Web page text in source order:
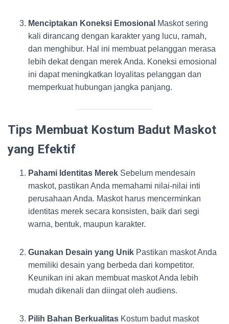
Menciptakan Koneksi Emosional Maskot sering
kali dirancang dengan karakter yang lucu, ramah,
dan menghibur. Hal ini membuat pelanggan merasa
lebih dekat dengan merek Anda. Koneksi emosional
ini dapat meningkatkan loyalitas pelanggan dan
memperkuat hubungan jangka panjang.
Tips Membuat Kostum Badut Maskot
yang Efektif
Pahami Identitas Merek Sebelum mendesain
maskot, pastikan Anda memahami nilai-nilai inti
perusahaan Anda. Maskot harus mencerminkan
identitas merek secara konsisten, baik dari segi
warna, bentuk, maupun karakter.
Gunakan Desain yang Unik Pastikan maskot Anda
memiliki desain yang berbeda dari kompetitor.
Keunikan ini akan membuat maskot Anda lebih
mudah dikenali dan diingat oleh audiens.
Pilih Bahan Berkualitas Kostum badut maskot